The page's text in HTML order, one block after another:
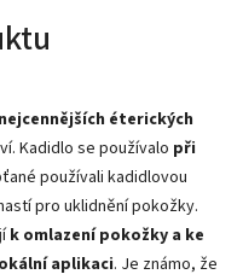
éterických
Kadidlo se používalo při
používali kadidlovou
pro uklidnění pokožky.
k omlazení pokožky a ke
aplikaci. Je známo, že